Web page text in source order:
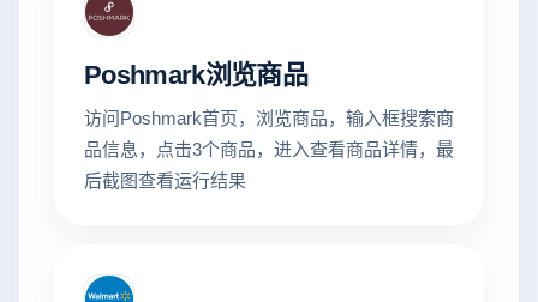
Poshmark浏览商品
访问Poshmark首页，浏览商品，输入框搜索商
品信息，点击3个商品，进入查看商品详情，最
后截图查看运行结果